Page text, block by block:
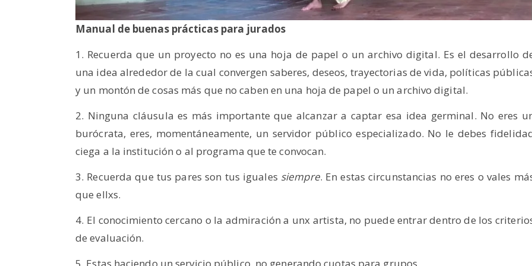
Manual de buenas prácticas para jurados
1. Recuerda que un proyecto no es una hoja de papel o un archivo digital. Es el desarrollo
una idea alrededor de la cual convergen saberes, deseos, trayectorias de vida, políticas
y un montón de cosas más que no caben en una hoja de papel o un archivo digital.
2. Ninguna cláusula es más importante que alcanzar a captar esa idea germinal. No eres
burócrata, eres, momentáneamente, un servidor público especializado. No le debes
ciega a la institución o al programa que te convocan.
3. Recuerda que tus pares son tus iguales siempre. En estas circunstancias no eres o vales
que ellxs.
4. El conocimiento cercano o la admiración a unx artista, no puede entrar dentro de los
de evaluación.